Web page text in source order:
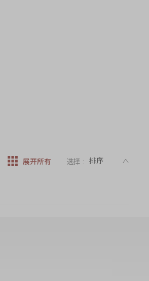
展开所有 选择 :